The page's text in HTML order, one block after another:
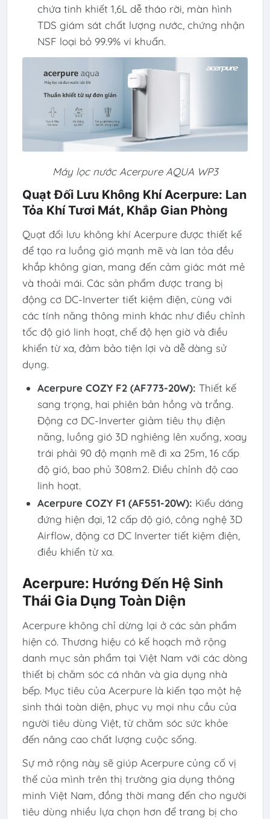
chứa tinh khiết 1,6L dễ tháo rời, màn hình
TDS giám sát chất lượng nước, chứng nhận
NSF loại bỏ 99.9% vi khuẩn.
Máy lọc nước Acerpure AQUA WP3
Quạt Đối Lưu Không Khí Acerpure: Lan
Tỏa Khí Tươi Mát, Khắp Gian Phòng
Quạt đối lưu không khí Acerpure được thiết kế
để tạo ra luồng gió mạnh mẽ và lan tỏa đều
khắp không gian, mang đến cảm giác mát mẻ
và thoải mái. Các sản phẩm được trang bị
động cơ DC-Inverter tiết kiệm điện, cùng với
các tính năng thông minh khác như điều chỉnh
tốc độ gió linh hoạt, chế độ hẹn giờ và điều
khiển từ xa, đảm bảo tiện lợi và dễ dàng sử
dụng.
Acerpure COZY F2 (AF773-20W): Thiết kế
sang trọng, hai phiên bản hồng và trắng.
Động cơ DC-Inverter giảm tiêu thụ điện
năng, luồng gió 3D nghiêng lên xuống, xoay
trái phải 90 độ mạnh mẽ đi xa 25m, 16 cấp
độ gió, bao phủ 308m2. Điều chỉnh độ cao
linh hoạt.
Acerpure COZY F1 (AF551-20W): Kiểu dáng
đứng hiện đại, 12 cấp độ gió, công nghệ 3D
Airflow, động cơ DC Inverter tiết kiệm điện,
điều khiển từ xa.
Acerpure: Hướng Đến Hệ Sinh
Thái Gia Dụng Toàn Diện
Acerpure không chỉ dừng lại ở các sản phẩm
hiện có. Thương hiệu có kế hoạch mở rộng
danh mục sản phẩm tại Việt Nam với các dòng
thiết bị chăm sóc cá nhân và gia dụng nhà
bếp. Mục tiêu của Acerpure là kiến tạo một hệ
sinh thái toàn diện, phục vụ mọi nhu cầu của
người tiêu dùng Việt, từ chăm sóc sức khỏe
đến nâng cao chất lượng cuộc sống.
Sự mở rộng này sẽ giúp Acerpure củng cố vị
thế của mình trên thị trường gia dụng thông
minh Việt Nam, đồng thời mang đến cho người
tiêu dùng nhiều lựa chọn hơn để trang bị cho